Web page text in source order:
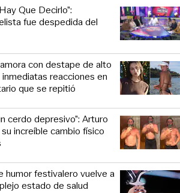
Que Decirlo”:
fue despedida del
con destape de alto
reacciones en
que se repitió
cerdo depresivo”: Arturo
increíble cambio físico
humor festivalero vuelve a
estado de salud